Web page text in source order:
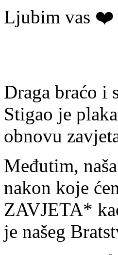
Ljubim vas ❤️
Draga braćo i
Stigao je
obnovu
Međutim,
nakon koje
ZAVJETA*
je našeg